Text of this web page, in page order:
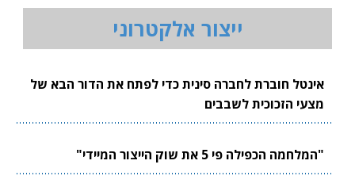
ייצור אלקטרוני
אינטל חוברת לחברה סינית כדי לפתח את הדור הבא של
מצעי הזכוכית לשבבים
"המלחמה הכפילה פי 5 את שוק הייצור המיידי"